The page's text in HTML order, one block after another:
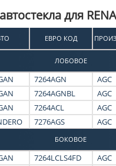
для
ЕВРО КОД
ЛОБОВОЕ
7264AGN AGC
7264AGNBL AGC
7264ACL AGC
7276AGS AGC
БОКОВОЕ
7264LCLS4FD AGC